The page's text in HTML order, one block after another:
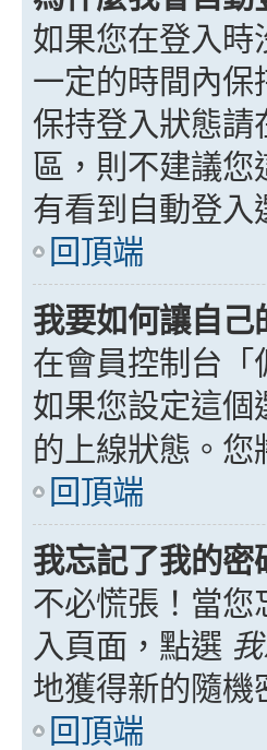
如果您在登入時
一定的時間內保
保持登入狀態請
區，則不建議您
有看到自動登入
回頂端
我要如何讓自己
在會員控制台
如果您設定這個
的上線狀態。您
回頂端
我忘記了我的密
不必慌張！當您
入頁面，點選
地獲得新的隨機
回頂端